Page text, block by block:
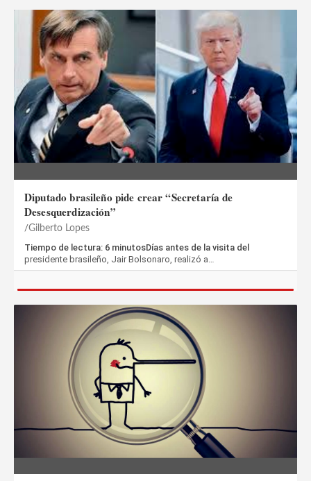
Diputado brasileño pide crear “Secretaría de
Desesquerdización”
Gilberto Lopes
Tiempo de lectura: 6 minutosDías antes de la visita del
presidente brasileño, Jair Bolsonaro, realizó a…